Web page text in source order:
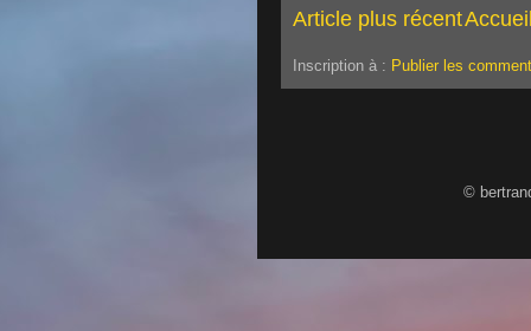
Article plus récent
Inscription à : Publier les
©